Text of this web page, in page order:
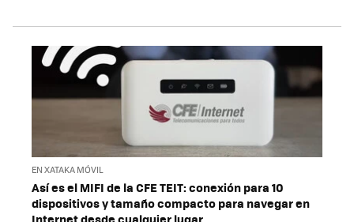
EN XATAKA MÓVIL
Así es el MIFI de la CFE TEIT: conexión para 10
dispositivos y tamaño compacto para navegar en